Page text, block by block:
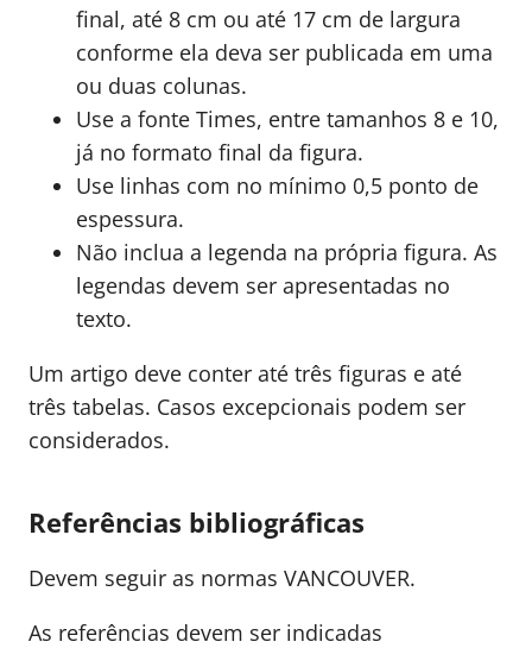
final, até 8 cm ou até 17 cm de largura
conforme ela deva ser publicada em uma
ou duas colunas.
Use a fonte Times, entre tamanhos 8 e 10,
já no formato final da figura.
Use linhas com no mínimo 0,5 ponto de
espessura.
Não inclua a legenda na própria figura. As
legendas devem ser apresentadas no
texto.
Um artigo deve conter até três figuras e até
três tabelas. Casos excepcionais podem ser
considerados.
Referências bibliográficas
Devem seguir as normas VANCOUVER.
As referências devem ser indicadas